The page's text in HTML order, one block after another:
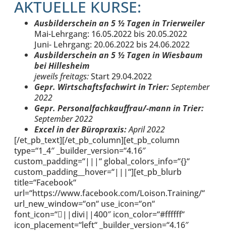
AKTUELLE KURSE:
Ausbilderschein an 5 ½ Tagen in Trierweiler
Mai-Lehrgang: 16.05.2022 bis 20.05.2022
Juni- Lehrgang: 20.06.2022 bis 24.06.2022
Ausbilderschein an 5 ½ Tagen in Wiesbaum
bei Hillesheim
jeweils freitags:Start 29.04.2022
Gepr. Wirtschaftsfachwirt in Trier:September
2022
Gepr. Personalfachkauffrau/-mann in Trier:
September 2022
Excel in der Büropraxis:April 2022
[/et_pb_text][/et_pb_column][et_pb_column
type=“1_4″ _builder_version=“4.16″
custom_padding=“|||“ global_colors_info=“{}“
custom_padding__hover=“|||“][et_pb_blurb
title=“Facebook“
url=“https://www.facebook.com/Loison.Training/“
url_new_window=“on“ use_icon=“on“
font_icon=“||divi||400″ icon_color=“#ffffff“
icon_placement=“left“ _builder_version=“4.16″